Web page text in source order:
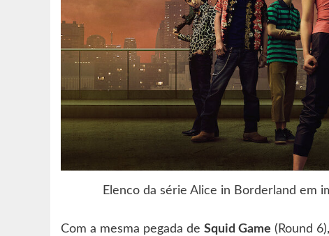
Elenco da série Alice in Borderland em
Com a mesma pegada de Squid Game (Round